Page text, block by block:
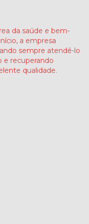
da saúde e bem-
a empresa
sempre atendê-lo
e recuperando
qualidade.